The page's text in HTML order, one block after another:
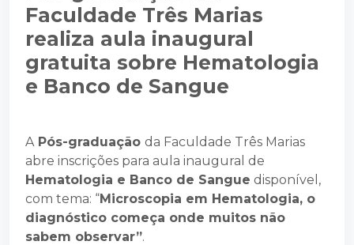
Faculdade Três Marias
realiza aula inaugural
gratuita sobre Hematologia
e Banco de Sangue
A Pós-graduação da Faculdade Três Marias
abre inscrições para aula inaugural de
Hematologia e Banco de Sangue disponível,
com tema: “Microscopia em Hematologia, o
diagnóstico começa onde muitos não
sabem observar”.